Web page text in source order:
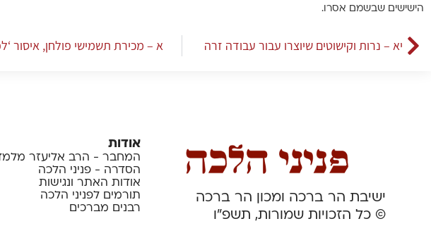
הישישים שבשמם אסרו.
יא – נרות וקישוטים שיוצרו עבור עבודה זרה א – מכירת תשמישי פולחן, איסור
ישיבת הר ברכה ומכון הר ברכה
© כל הזכויות שמורות, תשפ”ו
אודות
המחבר - הרב אליעזר
הסדרה - פניני הלכה
אודות האתר ונגישות
תורמים לפניני הלכה
רבנים מברכים